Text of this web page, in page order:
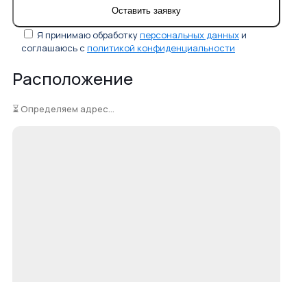
Я принимаю обработкуперсональных данных и
соглашаюсь с политикой конфиденциальности
Расположение
⏳ Определяем адрес...